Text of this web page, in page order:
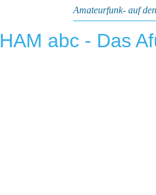
Amateurfunk- auf
HAM abc - Das